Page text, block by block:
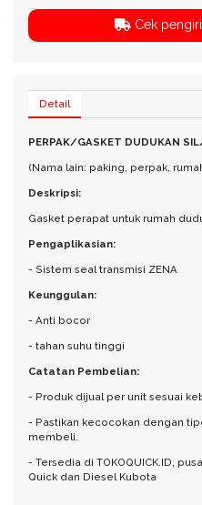
Cek
Detail
PERPAK/GASKET DUDUKAN
(Nama lain: paking, perpak,
Deskripsi:
Gasket perapat untuk rumah
Pengaplikasian:
- Sistem seal transmisi ZENA
Keunggulan:
- Anti bocor
- tahan suhu tinggi
Catatan Pembelian:
- Produk dijual per unit sesuai
- Pastikan kecocokan dengan
membeli.
- Tersedia di TOKOQUICK.ID,
Quick dan Diesel Kubota